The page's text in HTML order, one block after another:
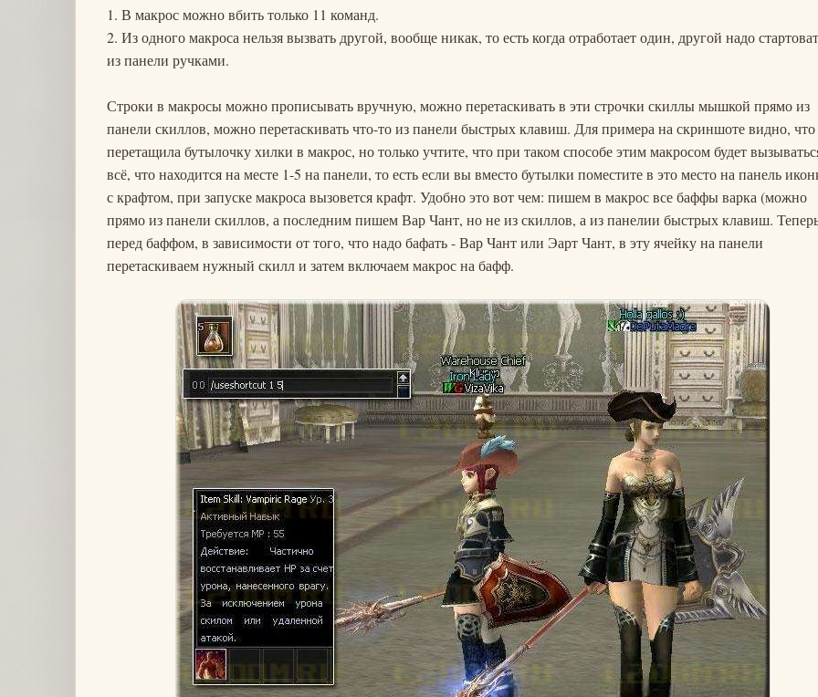
1. В макрос можно вбить только 11 команд.
2. Из одного макроса нельзя вызвать другой, вообще никак, то есть когда отработает один, другой надо
из панели ручками.
Строки в макросы можно прописывать вручную, можно перетаскивать в эти строчки скиллы мышкой прямо из
панели скиллов, можно перетаскивать что-то из панели быстрых клавиш. Для примера на скриншоте видно, что
перетащила бутылочку хилки в макрос, но только учтите, что при таком способе этим макросом будет
всё, что находится на месте 1-5 на панели, то есть если вы вместо бутылки поместите в это место на панель
с крафтом, при запуске макроса вызовется крафт. Удобно это вот чем: пишем в макрос все баффы варка (можно
прямо из панели скиллов, а последним пишем Вар Чант, но не из скиллов, а из панелии быстрых клавиш.
перед баффом, в зависимости от того, что надо бафать - Вар Чант или Эарт Чант, в эту ячейку на панели
перетаскиваем нужный скилл и затем включаем макрос на бафф.